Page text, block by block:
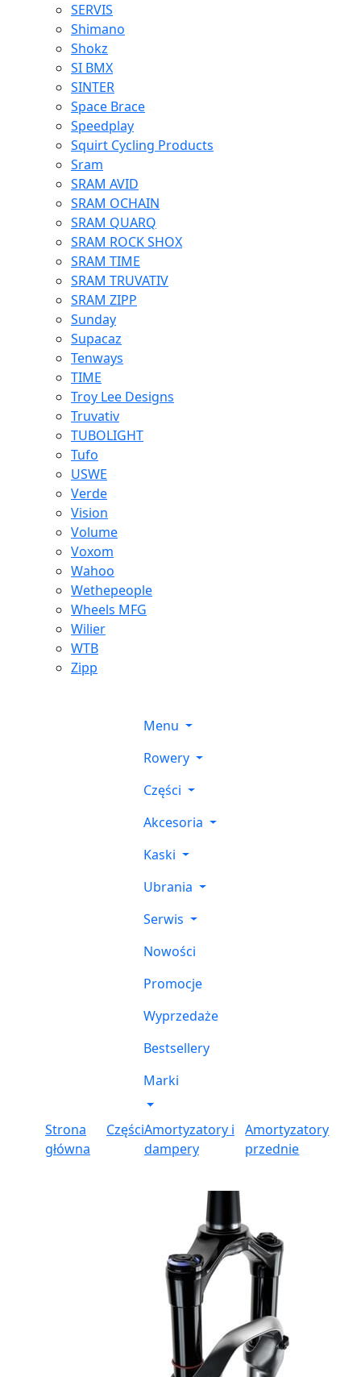
SERVIS
Shimano
Shokz
SI BMX
SINTER
Space Brace
Speedplay
Squirt Cycling Products
Sram
SRAM AVID
SRAM OCHAIN
SRAM QUARQ
SRAM ROCK SHOX
SRAM TIME
SRAM TRUVATIV
SRAM ZIPP
Sunday
Supacaz
Tenways
TIME
Troy Lee Designs
Truvativ
TUBOLIGHT
Tufo
USWE
Verde
Vision
Volume
Voxom
Wahoo
Wethepeople
Wheels MFG
Wilier
WTB
Zipp
Menu
Rowery
Części
Akcesoria
Kaski
Ubrania
Serwis
Nowości
Promocje
Wyprzedaże
Bestsellery
Marki
Strona
główna
CzęściAmortyzatory i
dampery
Amortyzatory
przednie